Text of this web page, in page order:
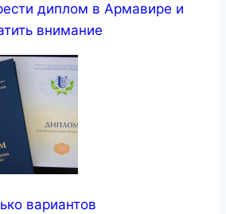
диплом в Армавире и
внимание
вариантов